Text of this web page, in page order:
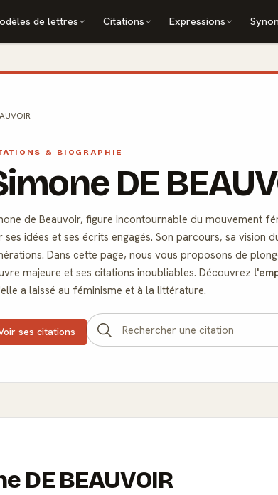
de lettres Citations Expressions
& BIOGRAPHIE
DE
de Beauvoir, figure incontournable du mouvement
ses idées et ses écrits engagés. Son parcours, sa vision
Dans cette page, nous vous proposons de
majeure et ses citations inoubliables. Découvrez
a laissé au féminisme et à la littérature.
ses citations
DE BEAUVOIR